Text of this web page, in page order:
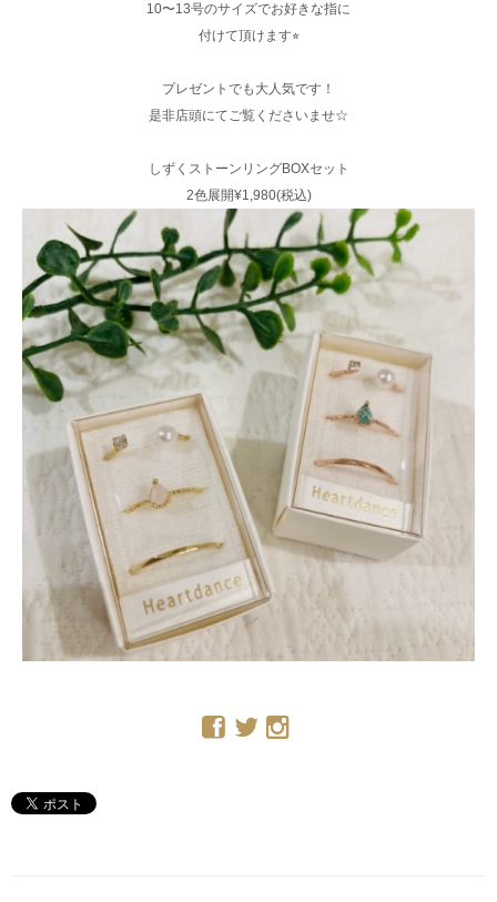
10〜13号のサイズでお好きな指に
付けて頂けます⭐︎
プレゼントでも大人気です！
是非店頭にてご覧くださいませ☆
しずくストーンリングBOXセット
2色展開¥1,980(税込)